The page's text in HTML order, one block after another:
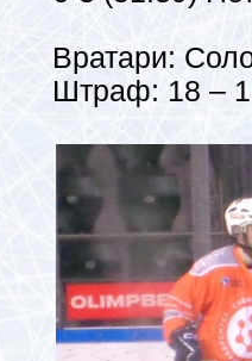
Вратари:
Штраф: 18 –